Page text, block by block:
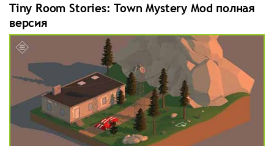
Tiny Room Stories: Town Mystery Mod полная
версия